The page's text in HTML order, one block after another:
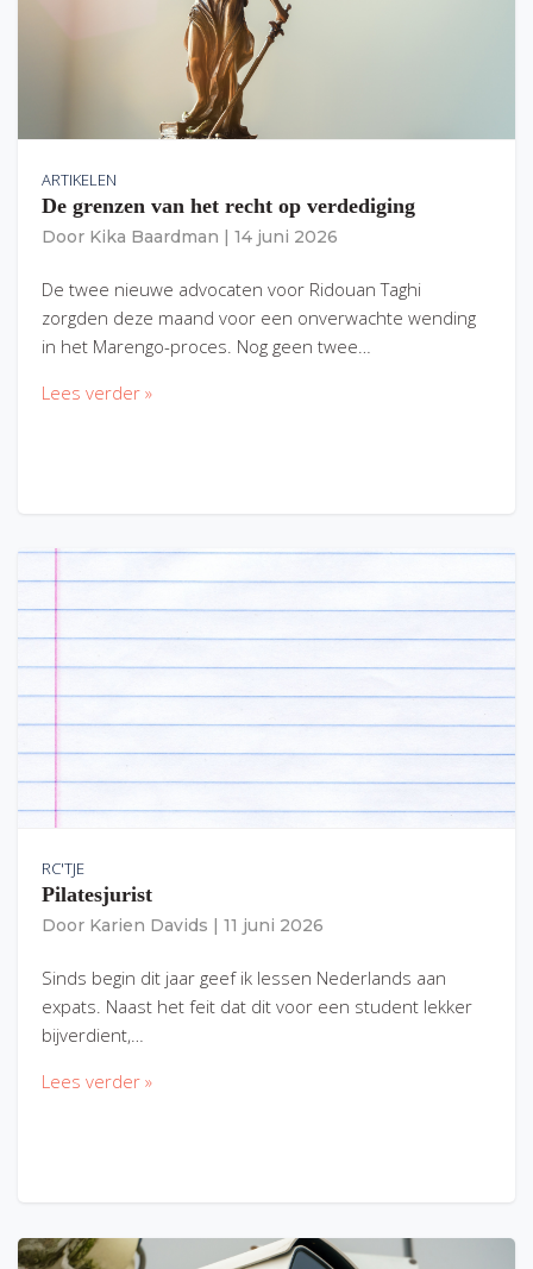
ARTIKELEN
De grenzen van het recht op verdediging
Door Kika Baardman 14 juni 2026
De twee nieuwe advocaten voor Ridouan Taghi
zorgden deze maand voor een onverwachte wending
in het Marengo-proces. Nog geen twee…
Lees verder »
RC'TJE
Pilatesjurist
Door Karien Davids 11 juni 2026
Sinds begin dit jaar geef ik lessen Nederlands aan
expats. Naast het feit dat dit voor een student lekker
bijverdient,…
Lees verder »